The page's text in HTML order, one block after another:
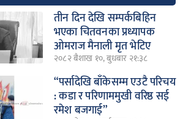
तीन दिन देखि सम्पर्कबिहिन
भएका चितवनका प्रध्यापक
ओमराज मैनाली मृत भेटिए
२०८२ बैशाख १०, बुधबार २१:३८
“पर्सादेखि बाँकेसम्म एउटै परिचय
: कडा र परिणाममुखी वरिष्ठ सई
रमेश बजगाई”